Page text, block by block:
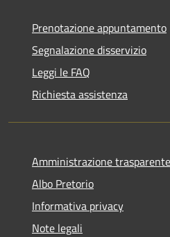
Prenotazione appuntamento
Segnalazione disservizio
Leggi le FAQ
Richiesta assistenza
Amministrazione trasparente
Albo Pretorio
Informativa privacy
Note legali